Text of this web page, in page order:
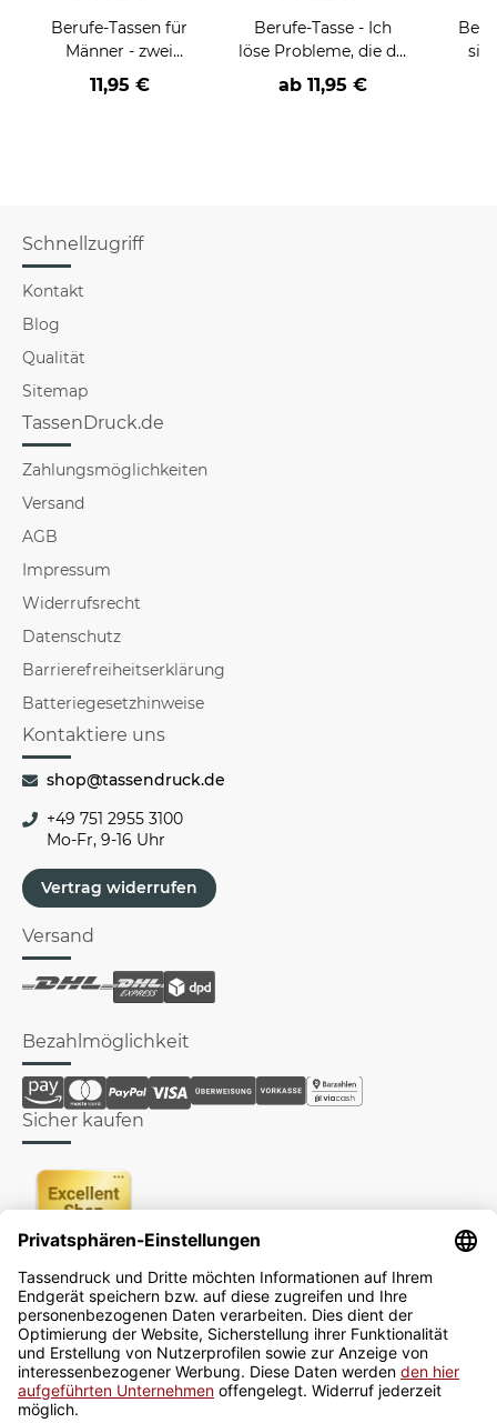
Berufe-Tassen für
Männer - zwei
Farbvarianten
11,95 €
Berufe-Tasse - Ich
löse Probleme, die du
nicht verstehst -
verschiedene Berufe
ab 11,95 €
Schnellzugriff
Kontakt
Blog
Qualität
Sitemap
TassenDruck.de
Zahlungsmöglichkeiten
Versand
AGB
Impressum
Widerrufsrecht
Datenschutz
Barrierefreiheitserklärung
Batteriegesetzhinweise
Kontaktiere uns
shop@tassendruck.de
+49 751 2955 3100
Mo-Fr, 9-16 Uhr
Vertrag widerrufen
Versand
Bezahlmöglichkeit
Sicher kaufen
Newsletter